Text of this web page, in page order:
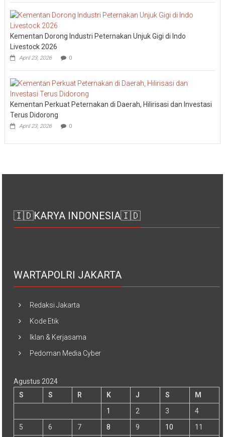
Kementan Dorong Industri Peternakan Unjuk Gigi di Indo
Livestock 2026
April 23, 2026 0
Kementan Perkuat Peternakan di Daerah, Hilirisasi dan Investasi
Terus Didorong
April 23, 2026 0
🇮🇩KARYA INDONESIA🇮🇩
WARTAPOLRI JAKARTA
Redaksi Jakarta
Kode Etik
Iklan & Kerjasama
Pedoman Media Cyber
Agustus 2024
S
S R K J S
M
1
2 3
4
5
6 7 8 9 10 11